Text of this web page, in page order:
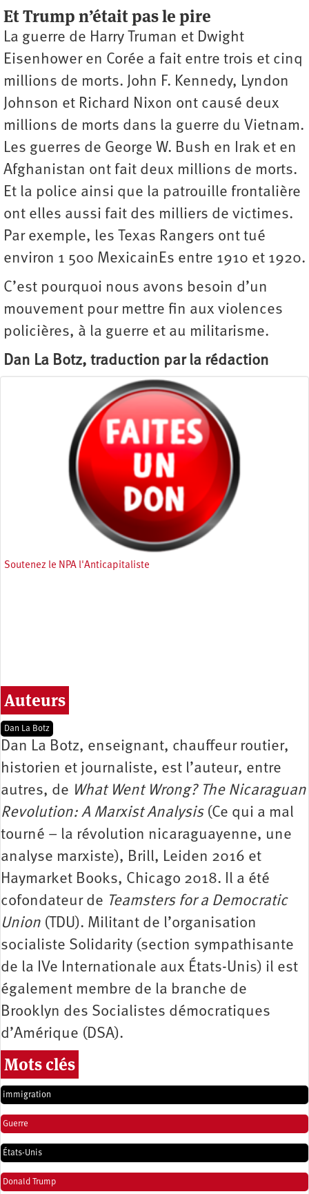
Et Trump n’était pas le pire
La guerre de Harry Truman et Dwight
Eisenhower en Corée a fait entre trois et cinq
millions de morts. John F. Kennedy, Lyndon
Johnson et Richard Nixon ont causé deux
millions de morts dans la guerre du Vietnam.
Les guerres de George W. Bush en Irak et en
Afghanistan ont fait deux millions de morts.
Et la police ainsi que la patrouille frontalière
ont elles aussi fait des milliers de victimes.
Par exemple, les Texas Rangers ont tué
environ 1 500 MexicainEs entre 1910 et 1920.
C’est pourquoi nous avons besoin d’un
mouvement pour mettre fin aux violences
policières, à la guerre et au militarisme.
Dan La Botz, traduction par la rédaction
Soutenez le NPA l'Anticapitaliste
Auteurs
Dan La Botz
Dan La Botz, enseignant, chauffeur routier,
historien et journaliste, est l’auteur, entre
autres, de What Went Wrong? The Nicaraguan
Revolution: A Marxist Analysis(Ce qui a mal
tourné – la révolution nicaraguayenne, une
analyse marxiste), Brill, Leiden 2016 et
Haymarket Books, Chicago 2018. Il a été
cofondateur de Teamsters for a Democratic
Union (TDU). Militant de l’organisation
socialiste Solidarity (section sympathisante
de la IVe Internationale aux États-Unis) il est
également membre de la branche de
Brooklyn des Socialistes démocratiques
d’Amérique (DSA).
Mots clés
immigration
Guerre
États-Unis
Donald Trump